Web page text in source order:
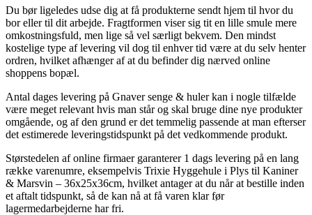
Du bør ligeledes udse dig at få produkterne sendt hjem til hvor du
bor eller til dit arbejde. Fragtformen viser sig tit en lille smule mere
omkostningsfuld, men lige så vel særligt bekvem. Den mindst
kostelige type af levering vil dog til enhver tid være at du selv henter
ordren, hvilket afhænger af at du befinder dig nærved online
shoppens bopæl.
Antal dages levering på Gnaver senge & huler kan i nogle tilfælde
være meget relevant hvis man står og skal bruge dine nye produkter
omgående, og af den grund er det temmelig passende at man efterser
det estimerede leveringstidspunkt på det vedkommende produkt.
Størstedelen af online firmaer garanterer 1 dags levering på en lang
række varenumre, eksempelvis Trixie Hyggehule i Plys til Kaniner
& Marsvin – 36x25x36cm, hvilket antager at du når at bestille inden
et aftalt tidspunkt, så de kan nå at få varen klar før
lagermedarbejderne har fri.